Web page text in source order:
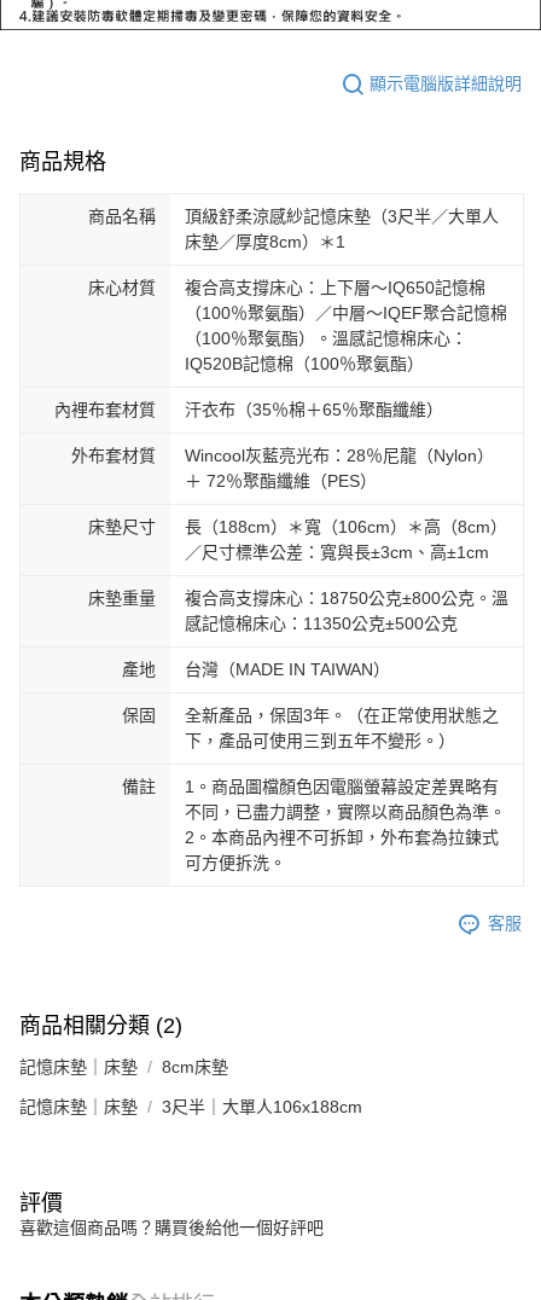
顯示電腦版詳細說明
商品規格
商品名稱
頂級舒柔涼感紗記憶床墊（3尺半／大單人
床墊／厚度8cm）＊1
床心材質
複合高支撐床心：上下層～IQ650記憶棉
（100％聚氨酯）／中層～IQEF聚合記憶棉
（100％聚氨酯）。溫感記憶棉床心：
IQ520B記憶棉（100％聚氨酯）
內裡布套材質 汗衣布（35％棉＋65％聚酯纖維）
外布套材質
Wincool灰藍亮光布：28％尼龍（Nylon）
＋ 72％聚酯纖維（PES）
床墊尺寸
長（188cm）＊寬（106cm）＊高（8cm）
／尺寸標準公差：寬與長±3cm、高±1cm
床墊重量
複合高支撐床心：18750公克±800公克。溫
感記憶棉床心：11350公克±500公克
產地 台灣（MADE IN TAIWAN）
保固
全新產品，保固3年。（在正常使用狀態之
下，產品可使用三到五年不變形。）
備註
1。商品圖檔顏色因電腦螢幕設定差異略有
不同，已盡力調整，實際以商品顏色為準。
2。本商品內裡不可拆卸，外布套為拉鍊式
可方便拆洗。
客服
商品相關分類 (2)
記憶床墊｜床墊 8cm床墊
記憶床墊｜床墊 3尺半｜大單人106x188cm
評價
喜歡這個商品嗎？購買後給他一個好評吧